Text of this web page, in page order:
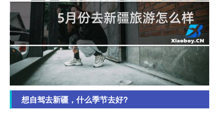
想自驾去新疆，什么季节去好?